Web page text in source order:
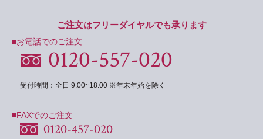
ご注文はフリーダイヤルでも承ります
■お電話でのご注文
0120-557-020
受付時間：全日 9:00~18:00 ※年末年始を除く
■FAXでのご注文
0120-457-020